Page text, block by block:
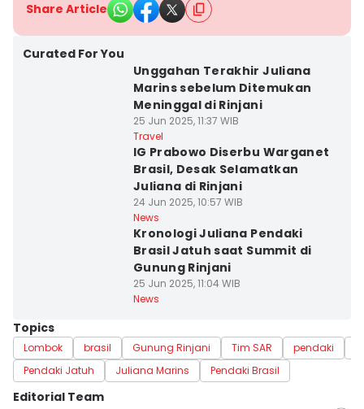
Share Article
Curated For You
Unggahan Terakhir Juliana
Marins sebelum Ditemukan
Meninggal di Rinjani
25 Jun 2025, 11:37 WIB
Travel
IG Prabowo Diserbu Warganet
Brasil, Desak Selamatkan
Juliana di Rinjani
24 Jun 2025, 10:57 WIB
News
Kronologi Juliana Pendaki
Brasil Jatuh saat Summit di
Gunung Rinjani
25 Jun 2025, 11:04 WIB
News
Topics
Lombok brasil Gunung Rinjani Tim SAR pendaki
Pendaki Jatuh
Juliana Marins Pendaki Brasil
Editorial Team